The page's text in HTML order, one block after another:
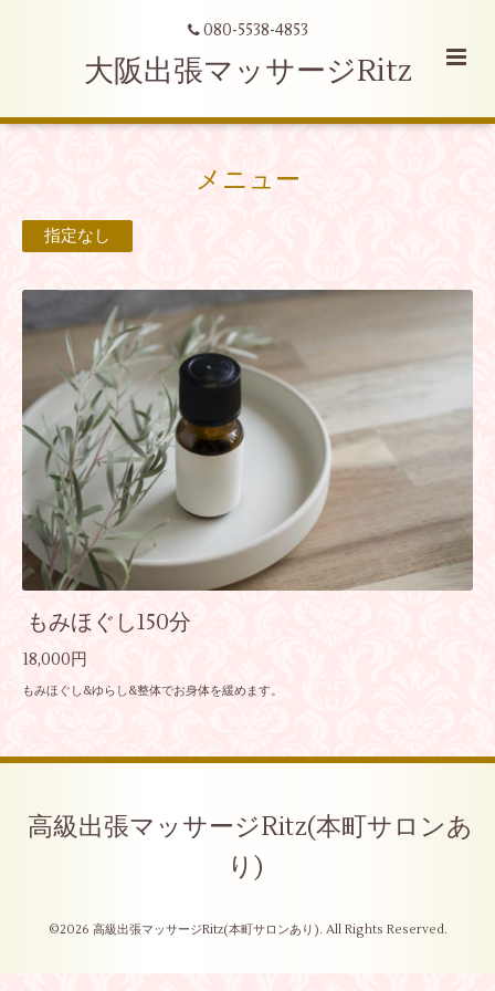
080-5538-4853
大阪出張マッサージRitz
メニュー
指定なし
もみほぐし150分
18,000円
もみほぐし&ゆらし&整体でお身体を緩めます。
高級出張マッサージRitz(本町サロンあ
り)
©2026 高級出張マッサージRitz(本町サロンあり). All Rights Reserved.